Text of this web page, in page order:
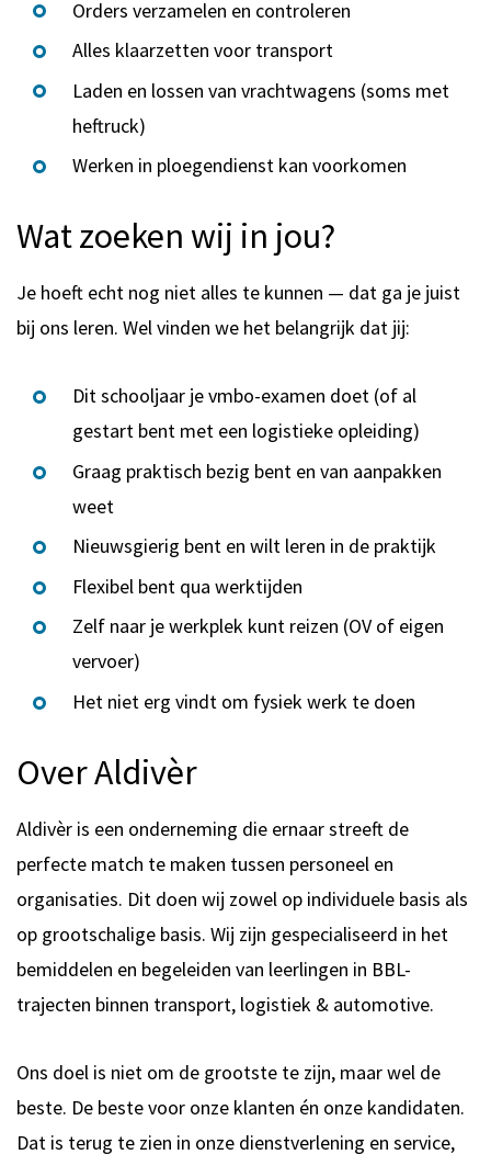
Orders verzamelen en controleren
Alles klaarzetten voor transport
Laden en lossen van vrachtwagens (soms met
heftruck)
Werken in ploegendienst kan voorkomen
Wat zoeken wij in jou?
Je hoeft echt nog niet alles te kunnen — dat ga je juist
bij ons leren. Wel vinden we het belangrijk dat jij:
Dit schooljaar je vmbo-examen doet (of al
gestart bent met een logistieke opleiding)
Graag praktisch bezig bent en van aanpakken
weet
Nieuwsgierig bent en wilt leren in de praktijk
Flexibel bent qua werktijden
Zelf naar je werkplek kunt reizen (OV of eigen
vervoer)
Het niet erg vindt om fysiek werk te doen
Over Aldivèr
Aldivèr is een onderneming die ernaar streeft de
perfecte match te maken tussen personeel en
organisaties. Dit doen wij zowel op individuele basis als
op grootschalige basis. Wij zijn gespecialiseerd in het
bemiddelen en begeleiden van leerlingen in BBL-
trajecten binnen transport, logistiek & automotive.
Ons doel is niet om de grootste te zijn, maar wel de
beste. De beste voor onze klanten én onze kandidaten.
Dat is terug te zien in onze dienstverlening en service,